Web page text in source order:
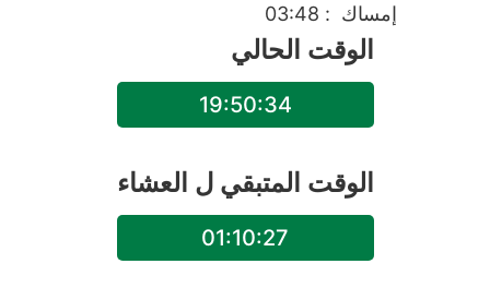
إمساك : 03:48
الوقت الحالي
19:50:34
الوقت المتبقي ل العشاء
01:10:27